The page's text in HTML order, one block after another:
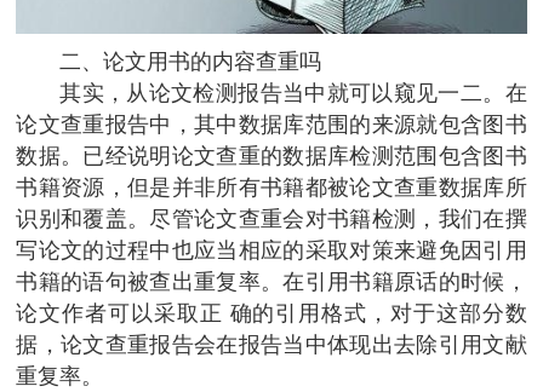
二、论文用书的内容查重吗
其实，从论文检测报告当中就可以窥见一二。在
论文查重报告中，其中数据库范围的来源就包含图书
数据。已经说明论文查重的数据库检测范围包含图书
书籍资源，但是并非所有书籍都被论文查重数据库所
识别和覆盖。尽管论文查重会对书籍检测，我们在撰
写论文的过程中也应当相应的采取对策来避免因引用
书籍的语句被查出重复率。在引用书籍原话的时候，
论文作者可以采取正 确的引用格式，对于这部分数
据，论文查重报告会在报告当中体现出去除引用文献
重复率。